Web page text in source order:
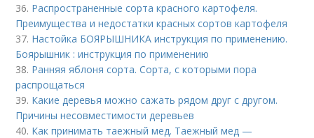
36. Распространенные сорта красного картофеля.
Преимущества и недостатки красных сортов картофеля
37. Настойка БОЯРЫШНИКА инструкция по применению.
Боярышник : инструкция по применению
38. Ранняя яблоня сорта. Сорта, с которыми пора
распрощаться
39. Какие деревья можно сажать рядом друг с другом.
Причины несовместимости деревьев
40. Как принимать таежный мед. Таежный мед —